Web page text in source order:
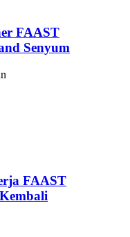
FAAST
Senyum
FAAST